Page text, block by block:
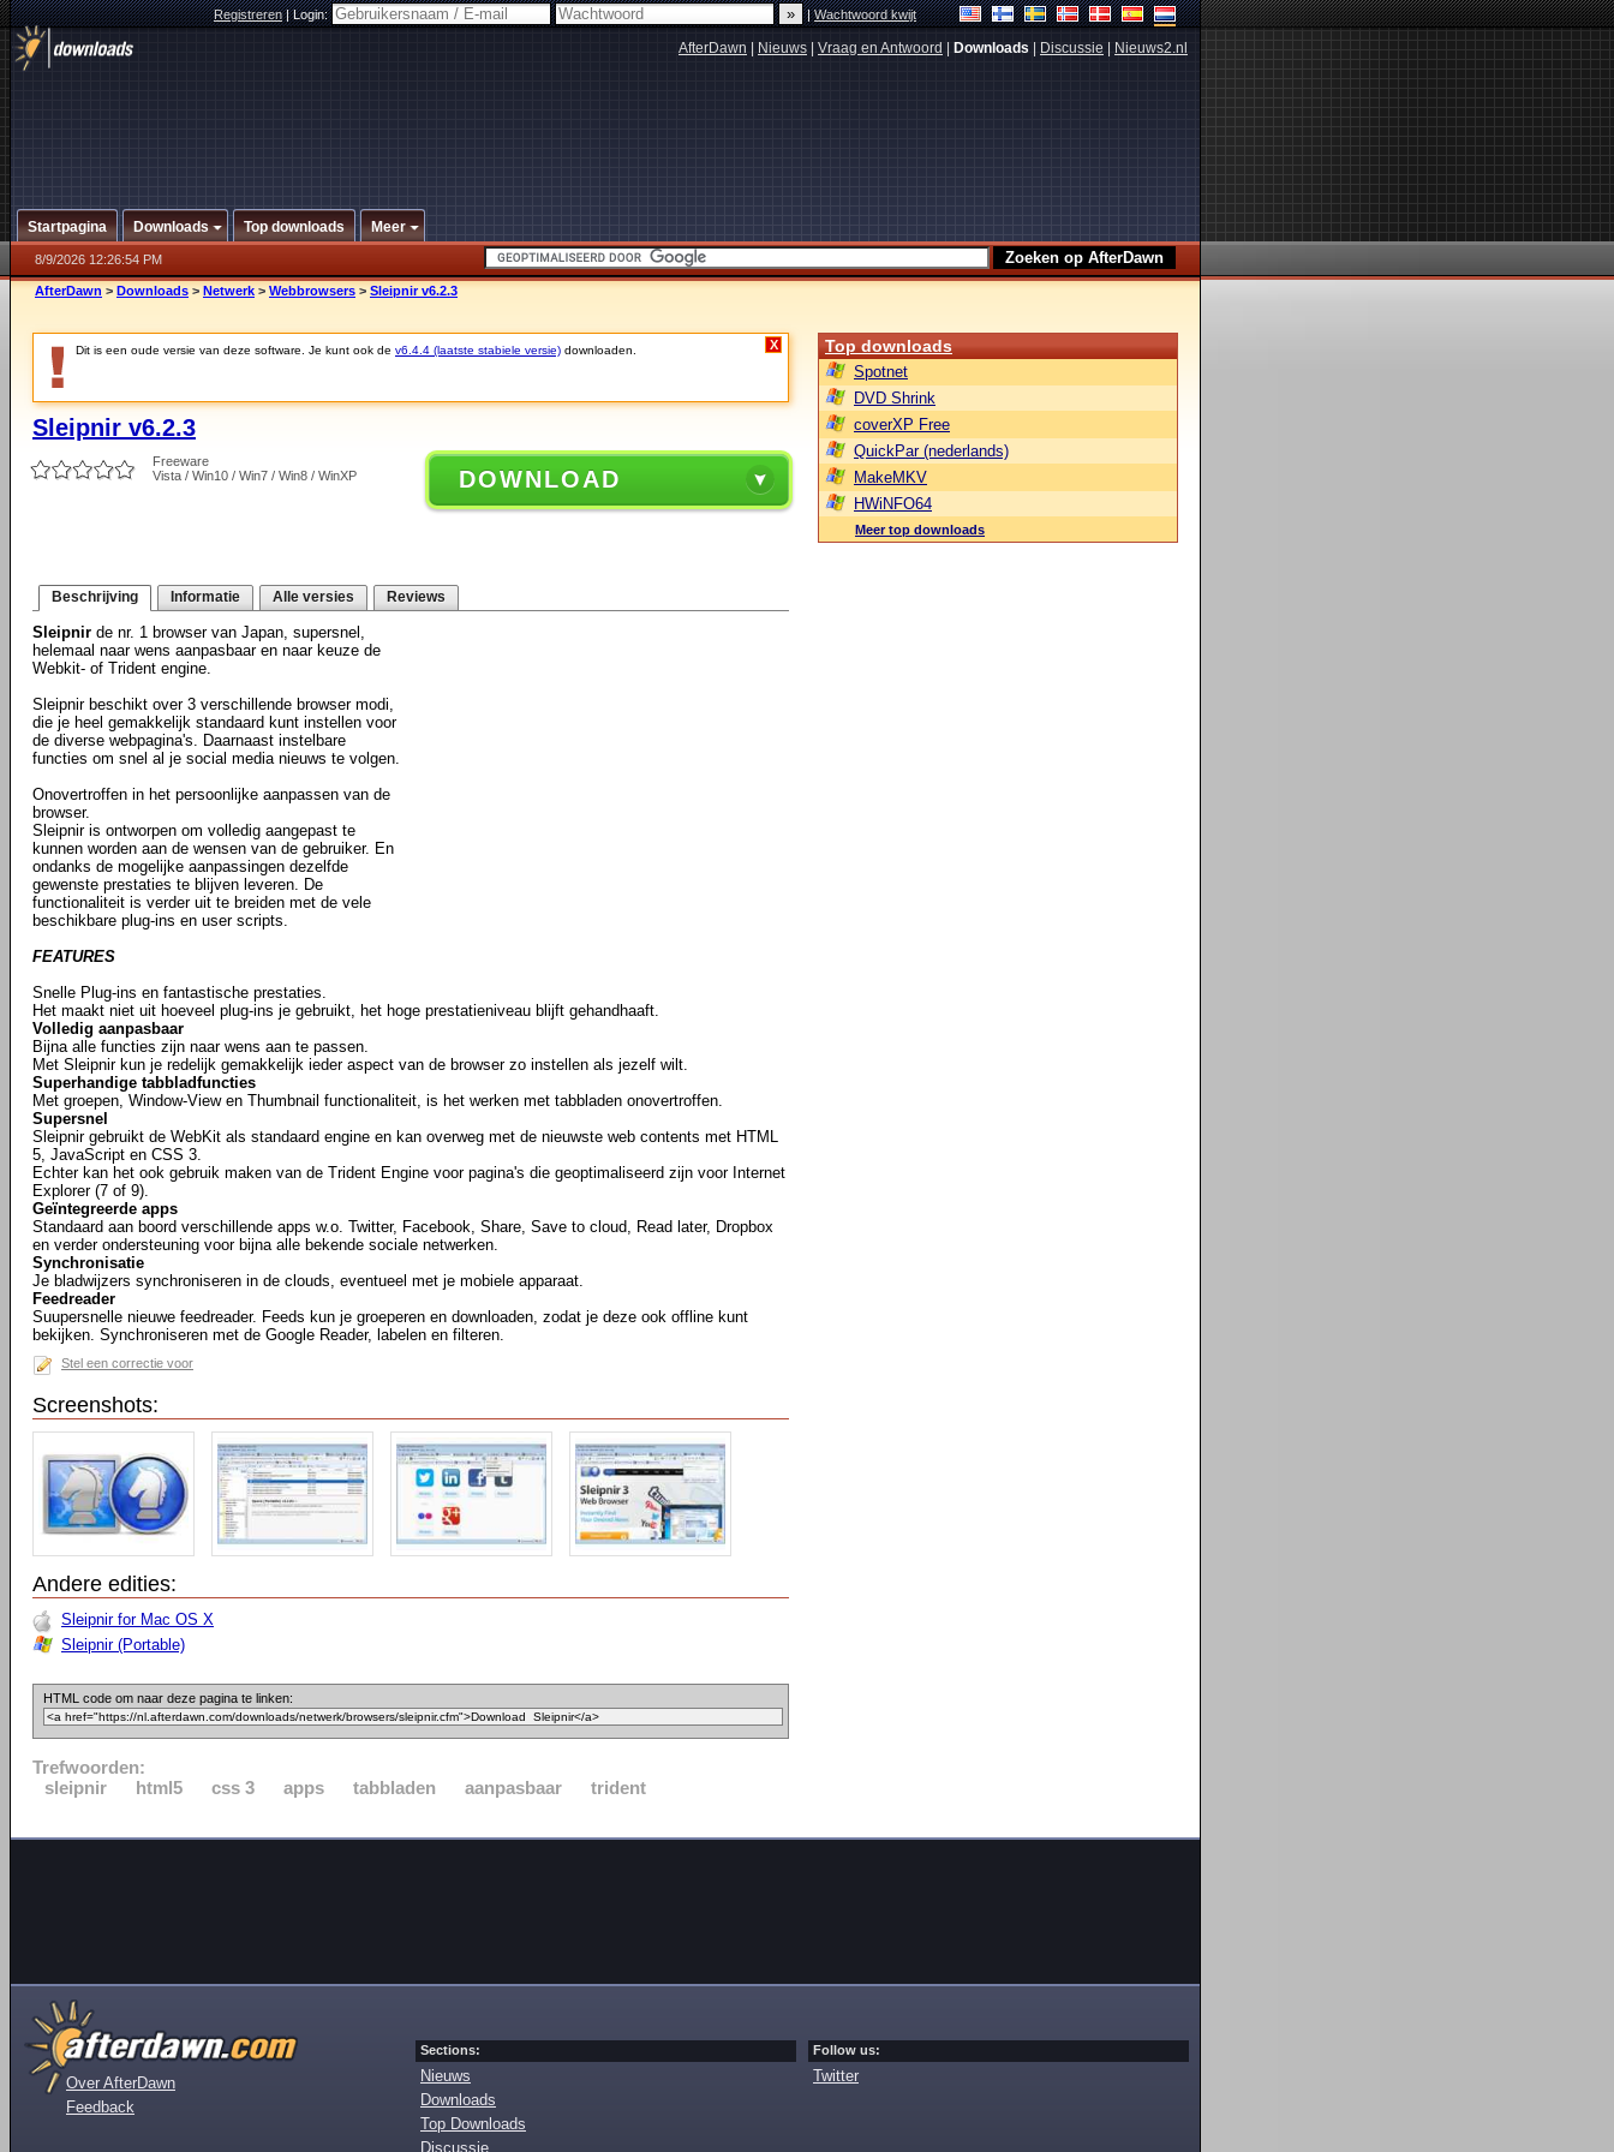
Registreren|Login: |Wachtwoord kwijt
AfterDawn Nieuws Vraag en Antwoord Downloads Discussie Nieuws2.nl
Startpagina Downloads Top downloads Meer
8/9/2026 12:26:54 PM
AfterDawn > Downloads > Netwerk > Webbrowsers > Sleipnir v6.2.3
Dit is een oude versie van deze software. Je kunt ook de v6.4.4 (laatste stabiele versie) downloaden. X
Sleipnir v6.2.3
Freeware
Vista / Win10 / Win7 / Win8 / WinXP
DOWNLOAD
Beschrijving Informatie Alle versies Reviews
Sleipnir de nr. 1 browser van Japan, supersnel,
helemaal naar wens aanpasbaar en naar keuze de
Webkit- of Trident engine.
Sleipnir beschikt over 3 verschillende browser modi,
die je heel gemakkelijk standaard kunt instellen voor
de diverse webpagina's. Daarnaast instelbare
functies om snel al je social media nieuws te volgen.
Onovertroffen in het persoonlijke aanpassen van de
browser.
Sleipnir is ontworpen om volledig aangepast te
kunnen worden aan de wensen van de gebruiker. En
ondanks de mogelijke aanpassingen dezelfde
gewenste prestaties te blijven leveren. De
functionaliteit is verder uit te breiden met de vele
beschikbare plug-ins en user scripts.
FEATURES
Snelle Plug-ins en fantastische prestaties.
Het maakt niet uit hoeveel plug-ins je gebruikt, het hoge prestatieniveau blijft gehandhaaft.
Volledig aanpasbaar
Bijna alle functies zijn naar wens aan te passen.
Met Sleipnir kun je redelijk gemakkelijk ieder aspect van de browser zo instellen als jezelf wilt.
Superhandige tabbladfuncties
Met groepen, Window-View en Thumbnail functionaliteit, is het werken met tabbladen onovertroffen.
Supersnel
Sleipnir gebruikt de WebKit als standaard engine en kan overweg met de nieuwste web contents met HTML
5, JavaScript en CSS 3.
Echter kan het ook gebruik maken van de Trident Engine voor pagina's die geoptimaliseerd zijn voor Internet
Explorer (7 of 9).
Geïntegreerde apps
Standaard aan boord verschillende apps w.o. Twitter, Facebook, Share, Save to cloud, Read later, Dropbox
en verder ondersteuning voor bijna alle bekende sociale netwerken.
Synchronisatie
Je bladwijzers synchroniseren in de clouds, eventueel met je mobiele apparaat.
Feedreader
Suupersnelle nieuwe feedreader. Feeds kun je groeperen en downloaden, zodat je deze ook offline kunt
bekijken. Synchroniseren met de Google Reader, labelen en filteren.
Stel een correctie voor
Screenshots:
Andere edities:
Sleipnir for Mac OS X
Sleipnir (Portable)
HTML code om naar deze pagina te linken:
Trefwoorden:
sleipnir
html5 css 3 apps tabbladen aanpasbaar trident
Top downloads
Spotnet
DVD Shrink
coverXP Free
QuickPar (nederlands)
MakeMKV
HWiNFO64
Meer top downloads
Over AfterDawn
Feedback
Sections:
Nieuws
Downloads
Top Downloads
Discussie
Follow us:
Twitter